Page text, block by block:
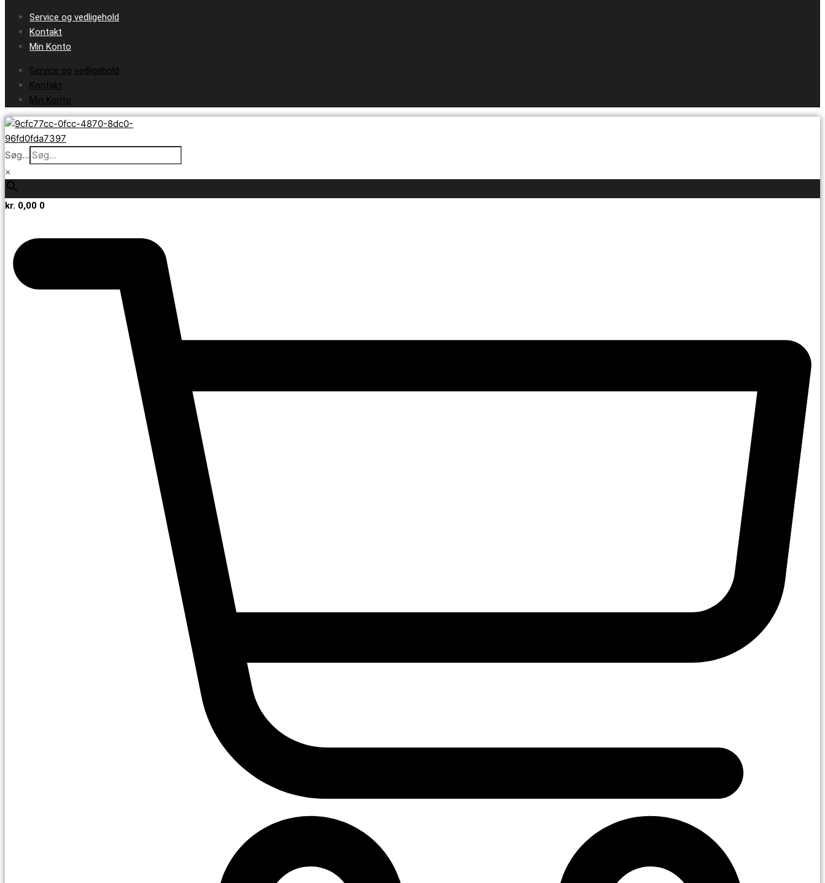
Service og vedligehold
Kontakt
Min Konto
Service og vedligehold
Kontakt
Min Konto
Søg...
×
kr. 0,00 0